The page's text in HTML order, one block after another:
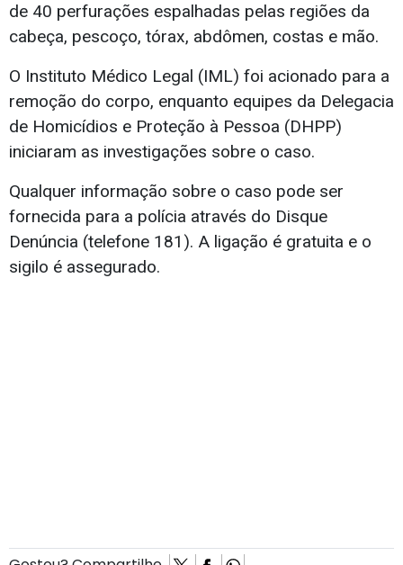
de 40 perfurações espalhadas pelas regiões da
cabeça, pescoço, tórax, abdômen, costas e mão.
O Instituto Médico Legal (IML) foi acionado para a
remoção do corpo, enquanto equipes da Delegacia
de Homicídios e Proteção à Pessoa (DHPP)
iniciaram as investigações sobre o caso.
Qualquer informação sobre o caso pode ser
fornecida para a polícia através do Disque
Denúncia (telefone 181). A ligação é gratuita e o
sigilo é assegurado.